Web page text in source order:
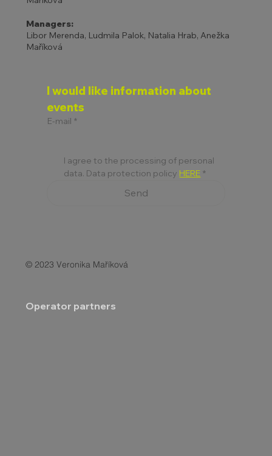
Managers:
Libor Merenda, Ludmila Palok, Natalia Hrab, Anežka
Maříková
I would like information about
events
E-mail *
I agree to the processing of personal
data. Data protection policy HERE *
Send
© 2023 Veronika Maříková
Operator partners